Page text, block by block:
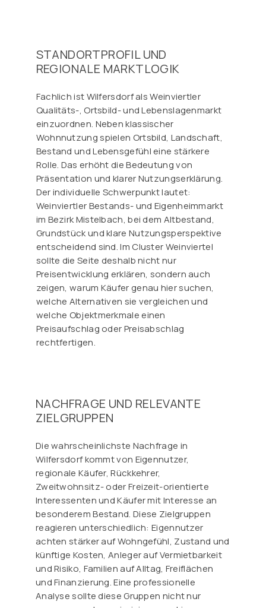
STANDORTPROFIL UND
REGIONALE MARKTLOGIK
Fachlich ist Wilfersdorf als Weinviertler
Qualitäts-, Ortsbild- und Lebenslagenmarkt
einzuordnen. Neben klassischer
Wohnnutzung spielen Ortsbild, Landschaft,
Bestand und Lebensgefühl eine stärkere
Rolle. Das erhöht die Bedeutung von
Präsentation und klarer Nutzungserklärung.
Der individuelle Schwerpunkt lautet:
Weinviertler Bestands- und Eigenheimmarkt
im Bezirk Mistelbach, bei dem Altbestand,
Grundstück und klare Nutzungsperspektive
entscheidend sind. Im Cluster Weinviertel
sollte die Seite deshalb nicht nur
Preisentwicklung erklären, sondern auch
zeigen, warum Käufer genau hier suchen,
welche Alternativen sie vergleichen und
welche Objektmerkmale einen
Preisaufschlag oder Preisabschlag
rechtfertigen.
NACHFRAGE UND RELEVANTE
ZIELGRUPPEN
Die wahrscheinlichste Nachfrage in
Wilfersdorf kommt von Eigennutzer,
regionale Käufer, Rückkehrer,
Zweitwohnsitz- oder Freizeit-orientierte
Interessenten und Käufer mit Interesse an
besonderem Bestand. Diese Zielgruppen
reagieren unterschiedlich: Eigennutzer
achten stärker auf Wohngefühl, Zustand und
künftige Kosten, Anleger auf Vermietbarkeit
und Risiko, Familien auf Alltag, Freiflächen
und Finanzierung. Eine professionelle
Analyse sollte diese Gruppen nicht nur